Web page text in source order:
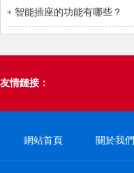
智能插座的功能有哪些？
友情鏈接：
網站首頁 關於我們